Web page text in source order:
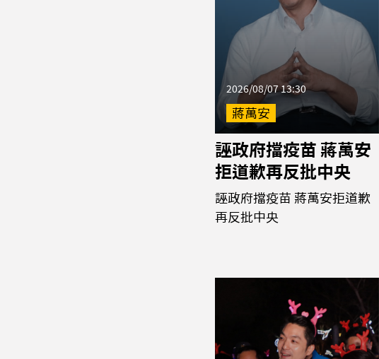
2026/08/07 13:30
蔣萬安
誣政府擋疫苗 蔣萬安
拒道歉再反批中央
誣政府擋疫苗 蔣萬安拒道歉
再反批中央